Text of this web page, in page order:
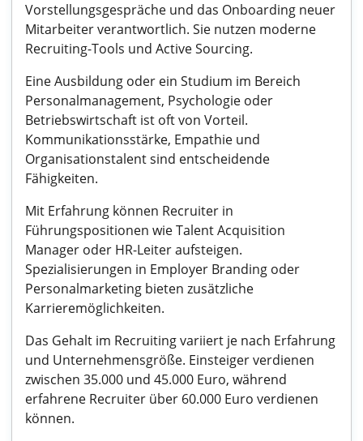
Vorstellungsgespräche und das Onboarding neuer
Mitarbeiter verantwortlich. Sie nutzen moderne
Recruiting-Tools und Active Sourcing.
Eine Ausbildung oder ein Studium im Bereich
Personalmanagement, Psychologie oder
Betriebswirtschaft ist oft von Vorteil.
Kommunikationsstärke, Empathie und
Organisationstalent sind entscheidende
Fähigkeiten.
Mit Erfahrung können Recruiter in
Führungspositionen wie Talent Acquisition
Manager oder HR-Leiter aufsteigen.
Spezialisierungen in Employer Branding oder
Personalmarketing bieten zusätzliche
Karrieremöglichkeiten.
Das Gehalt im Recruiting variiert je nach Erfahrung
und Unternehmensgröße. Einsteiger verdienen
zwischen 35.000 und 45.000 Euro, während
erfahrene Recruiter über 60.000 Euro verdienen
können.